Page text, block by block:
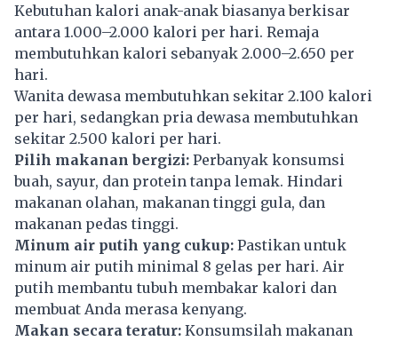
Kebutuhan kalori anak-anak biasanya berkisar
antara 1.000–2.000 kalori per hari. Remaja
membutuhkan kalori sebanyak 2.000–2.650 per
hari.
Wanita dewasa membutuhkan sekitar 2.100 kalori
per hari, sedangkan pria dewasa membutuhkan
sekitar 2.500 kalori per hari.
Pilih makanan bergizi: Perbanyak konsumsi
buah, sayur, dan protein tanpa lemak. Hindari
makanan olahan, makanan tinggi gula, dan
makanan pedas tinggi.
Minum air putih yang cukup: Pastikan untuk
minum air putih minimal 8 gelas per hari. Air
putih membantu tubuh membakar kalori dan
membuat Anda merasa kenyang.
Makan secara teratur: Konsumsilah makanan